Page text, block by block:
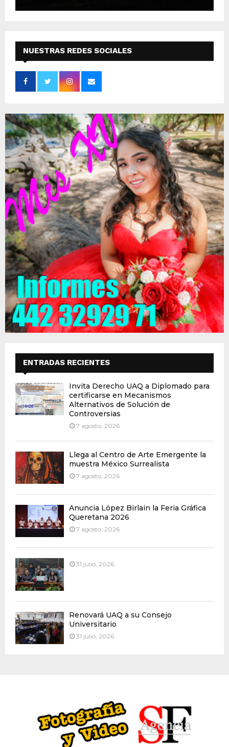
NUESTRAS REDES SOCIALES
ENTRADAS RECIENTES
Invita Derecho UAQ a Diplomado para
certificarse en Mecanismos
Alternativos de Solución de
Controversias
7 agosto, 2026
Llega al Centro de Arte Emergente la
muestra México Surrealista
7 agosto, 2026
Anuncia López Birlain la Feria Gráfica
Queretana 2026
7 agosto, 2026
31 julio, 2026
Renovará UAQ a su Consejo
Universitario
31 julio, 2026